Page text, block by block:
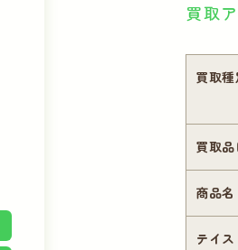
買取
買取種
買取品
商品名
テイス